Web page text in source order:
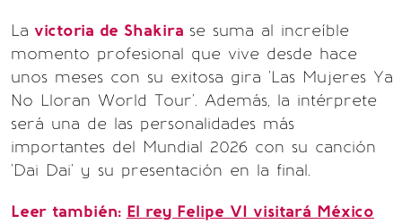
La victoria de Shakira se suma al increíble
momento profesional que vive desde hace
unos meses con su exitosa gira 'Las Mujeres Ya
No Lloran World Tour'. Además, la intérprete
será una de las personalidades más
importantes del Mundial 2026 con su canción
'Dai Dai' y su presentación en la final.
Leer también: El rey Felipe VI visitará México